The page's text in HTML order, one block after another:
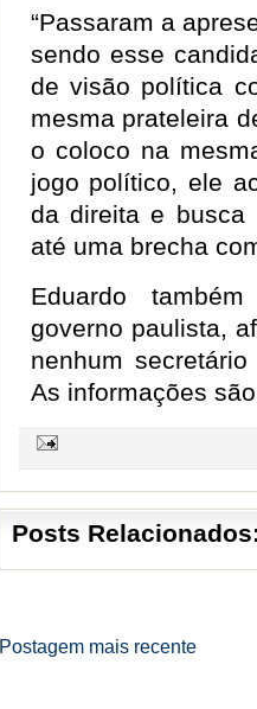
“Passaram a
sendo esse
de visão política
mesma prateleira
o coloco na
jogo político, ele
da direita e busca
até uma brecha
Eduardo
governo paulista,
nenhum
As informações
Posts
Postagem mais recente